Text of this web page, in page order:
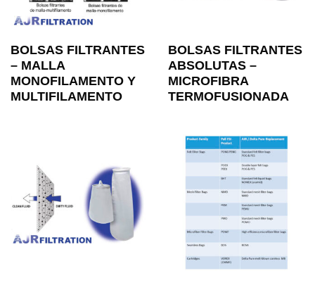
BOLSAS FILTRANTES
– MALLA
MONOFILAMENTO Y
MULTIFILAMENTO
BOLSAS FILTRANTES
ABSOLUTAS –
MICROFIBRA
TERMOFUSIONADA